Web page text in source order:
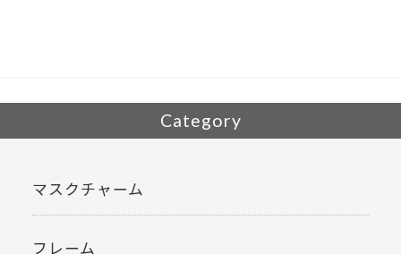
Category
マスクチャーム
フレーム